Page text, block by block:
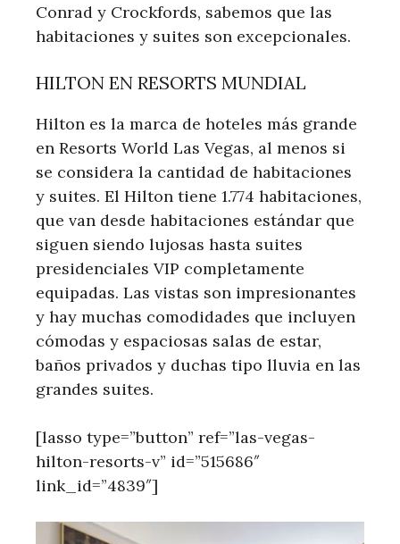
Conrad y Crockfords, sabemos que las
habitaciones y suites son excepcionales.
HILTON EN RESORTS MUNDIAL
Hilton es la marca de hoteles más grande
en Resorts World Las Vegas, al menos si
se considera la cantidad de habitaciones
y suites. El Hilton tiene 1.774 habitaciones,
que van desde habitaciones estándar que
siguen siendo lujosas hasta suites
presidenciales VIP completamente
equipadas. Las vistas son impresionantes
y hay muchas comodidades que incluyen
cómodas y espaciosas salas de estar,
baños privados y duchas tipo lluvia en las
grandes suites.
[lasso type=”button” ref=”las-vegas-
hilton-resorts-v” id=”515686″
link_id=”4839″]